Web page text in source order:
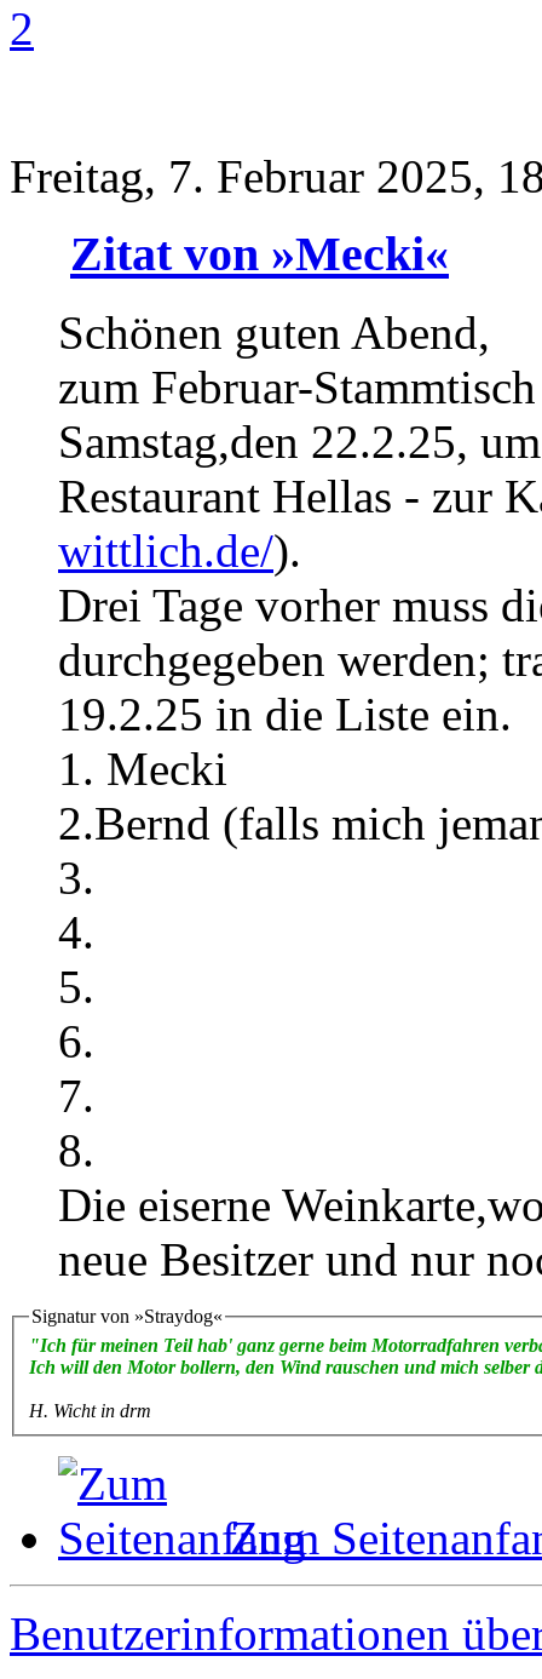
2
Freitag, 7. Februar 2025,
Zitat von »Mecki«
Schönen guten Abend,
zum Februar-
Samstag,den 22.2.25,
Restaurant Hellas - zur
wittlich.de/).
Drei Tage vorher muss
durchgegeben werden;
19.2.25 in die Liste ein.
1. Mecki
2.Bernd (falls mich
3.
4.
5.
6.
7.
8.
Die eiserne
neue Besitzer und nur
Signatur von »Straydog«
"Ich für meinen Teil hab' ganz gerne beim Motorradfahren
Ich will den Motor bollern, den Wind rauschen und mich selber
H. Wicht in drm
Zum
Benutzerinformationen